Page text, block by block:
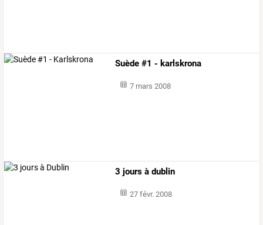
Suède #1 - karlskrona
7 mars 2008
3 jours à dublin
27 févr. 2008